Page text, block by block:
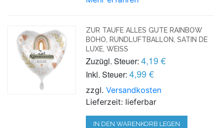
ZUR TAUFE ALLES GUTE RAINBOW
BOHO, RUNDLUFTBALLON, SATIN DE
LUXE, WEISS
Zuzügl. Steuer: 4,19 €
Inkl. Steuer: 4,99 €
zzgl.Versandkosten
Lieferzeit: lieferbar
IN DEN WARENKORB LEGEN